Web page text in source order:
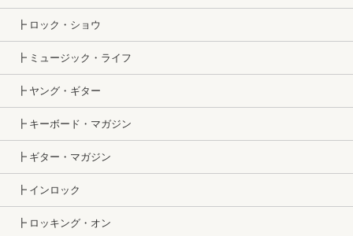
┣ ロック・ショウ
┣ ミュージック・ライフ
┣ ヤング・ギター
┣ キーボード・マガジン
┣ ギター・マガジン
┣ インロック
┣ ロッキング・オン